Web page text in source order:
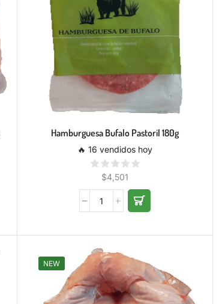
Hamburguesa Bufalo Pastoril 180g
🔥 16 vendidos hoy
$4,501
NEW